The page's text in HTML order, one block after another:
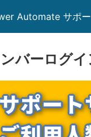
Automate サポ
バーログイ